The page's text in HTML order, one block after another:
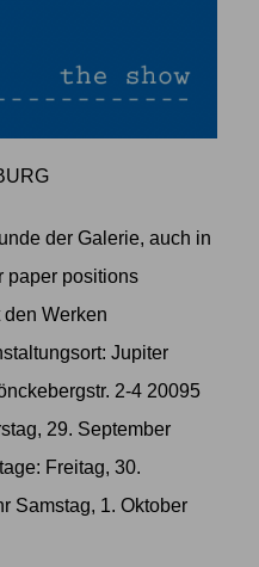
der Galerie, auch in
paper positions
Werken
Jupiter
2-4 20095
29. September
Freitag, 30.
Samstag, 1. Oktober